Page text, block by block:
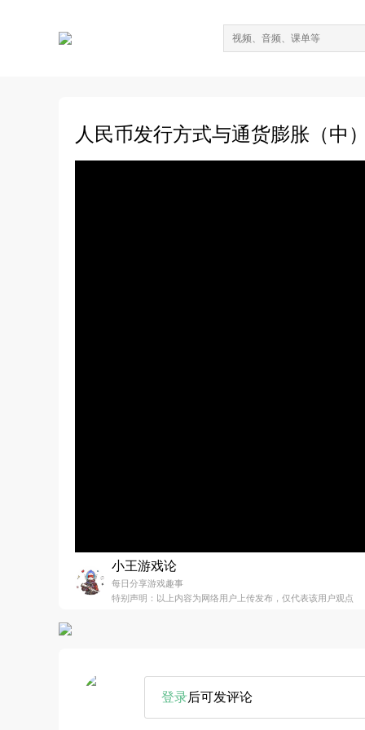
人民币发行方式与通货膨胀（中）
小王游戏论
每日分享游戏趣事
特别声明：以上内容为网络用户上传发布，仅代表该用户观点
登录后可发评论